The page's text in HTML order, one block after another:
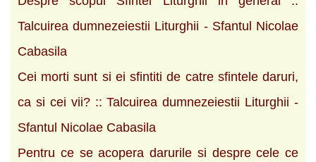
Talcuirea dumnezeiestii Liturghii - Sfantul Nicolae
Cabasila
Cei morti sunt si ei sfintiti de catre sfintele daruri,
ca si cei vii? :: Talcuirea dumnezeiestii Liturghii -
Sfantul Nicolae Cabasila
Pentru ce se acopera darurile si despre cele ce